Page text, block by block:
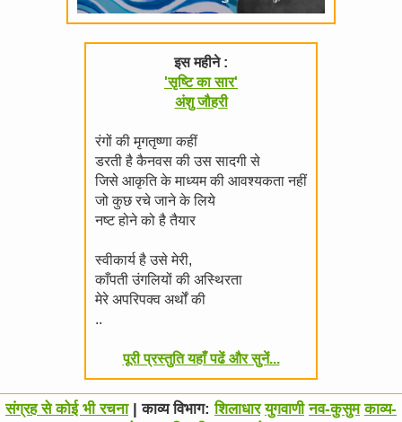
इस महीने :
'सृष्टि का सार'
अंशु जौहरी
रंगों की मृगतृष्णा कहीं
डरती है कैनवस की उस सादगी से
जिसे आकृति के माध्यम की आवश्यकता नहीं
जो कुछ रचे जाने के लिये
नष्ट होने को है तैयार
स्वीकार्य है उसे मेरी,
काँपती उंगलियों की अस्थिरता
मेरे अपरिपक्व अर्थों की
..
पूरी प्रस्तुति यहाँ पढें और सुनें...
संग्रह से कोई भी रचना| काव्य विभाग:शिलाधार युगवाणी नव-कुसुम काव्य-